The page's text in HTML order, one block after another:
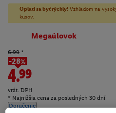
Oplatí sa byť rýchly! Vzhľadom na
kusov.
Megaúlovok
6.99 *
-28%
4.99
vrát. DPH
* Najnižšia cena za posledných 30 dní
Doručenie